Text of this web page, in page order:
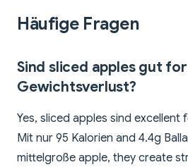
Häufige Fragen
Sind sliced apples gut for
Gewichtsverlust?
Yes, sliced apples sind excellent
Mit nur 95 Kalorien and 4.4g
mittelgroße apple, they create